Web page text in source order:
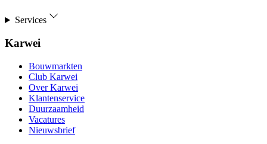
Services
Karwei
Bouwmarkten
Club Karwei
Over Karwei
Klantenservice
Duurzaamheid
Vacatures
Nieuwsbrief